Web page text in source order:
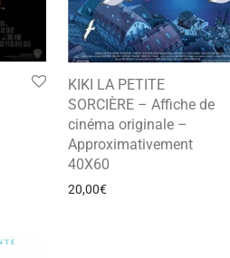
KIKI LA PETITE
SORCIÈRE – Affiche de
cinéma originale –
Approximativement
40X60
20,00€